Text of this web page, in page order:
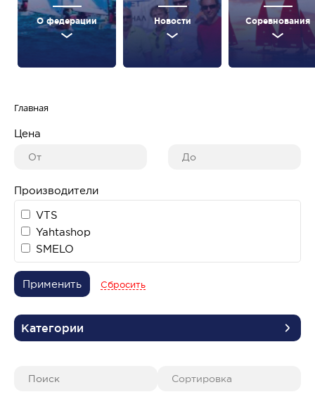
О федерации Новости Соревнования
Главная
Цена
Производители
VTS
Yahtashop
SMELO
Применить Сбросить
Категории